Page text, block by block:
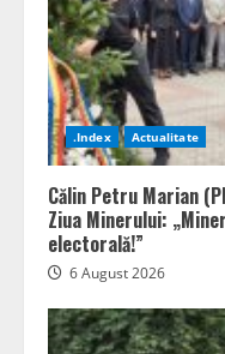
.Index Actualitate
Călin Petru Marian
Ziua Minerului:
electorală!”
6 August 2026